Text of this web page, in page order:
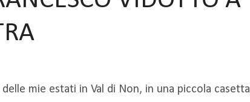
mie estati in Val di Non, in una piccola casetta